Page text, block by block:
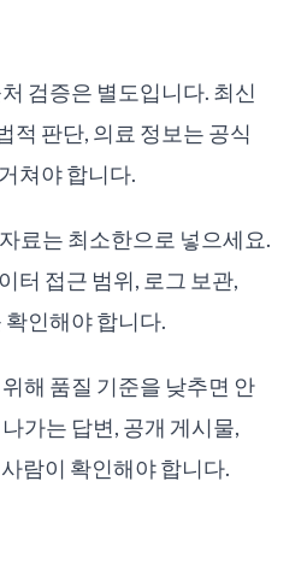
검증은 별도입니다. 최신
적 판단, 의료 정보는 공식
쳐야 합니다.
료는 최소한으로 넣으세요.
터 접근 범위, 로그 보관,
확인해야 합니다.
해 품질 기준을 낮추면 안
가는 답변, 공개 게시물,
람이 확인해야 합니다.